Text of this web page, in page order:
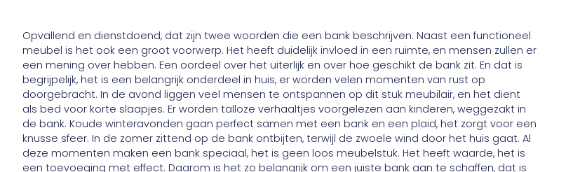
Opvallend en dienstdoend, dat zijn twee woorden die een bank beschrijven. Naast een functioneel
meubel is het ook een groot voorwerp. Het heeft duidelijk invloed in een ruimte, en mensen zullen er
een mening over hebben. Een oordeel over het uiterlijk en over hoe geschikt de bank zit. En dat is
begrijpelijk, het is een belangrijk onderdeel in huis, er worden velen momenten van rust op
doorgebracht. In de avond liggen veel mensen te ontspannen op dit stuk meubilair, en het dient
als bed voor korte slaapjes. Er worden talloze verhaaltjes voorgelezen aan kinderen, weggezakt in
de bank. Koude winteravonden gaan perfect samen met een bank en een plaid, het zorgt voor een
knusse sfeer. In de zomer zittend op de bank ontbijten, terwijl de zwoele wind door het huis gaat. Al
deze momenten maken een bank speciaal, het is geen loos meubelstuk. Het heeft waarde, het is
een toevoeging met effect. Daarom is het zo belangrijk om een juiste bank aan te schaffen, dat is